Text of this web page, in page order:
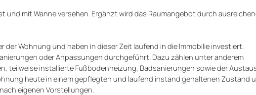
mit Wanne versehen. Ergänzt wird das Raumangebot durch
der Wohnung und haben in dieser Zeit laufend in die Immobilie investiert.
oder Anpassungen durchgeführt. Dazu zählen unter anderem
teilweise installierte Fußbodenheizung, Badsanierungen sowie der
heute in einem gepflegten und laufend instand gehaltenen Zustand
eigenen Vorstellungen.